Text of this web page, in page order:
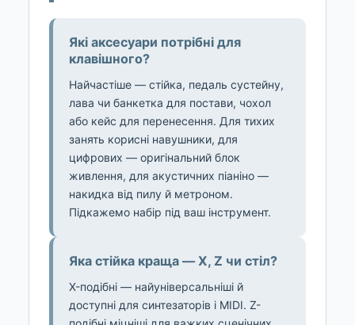
Які аксесуари потрібні для
клавішного?
Найчастіше — стійка, педаль сустейну,
лава чи банкетка для постави, чохол
або кейс для перенесення. Для тихих
занять корисні навушники, для
цифрових — оригінальний блок
живлення, для акустичних піаніно —
накидка від пилу й метроном.
Підкажемо набір під ваш інструмент.
Яка стійка краща — X, Z чи стіл?
X-подібні — найуніверсальніші й
доступні для синтезаторів і MIDI. Z-